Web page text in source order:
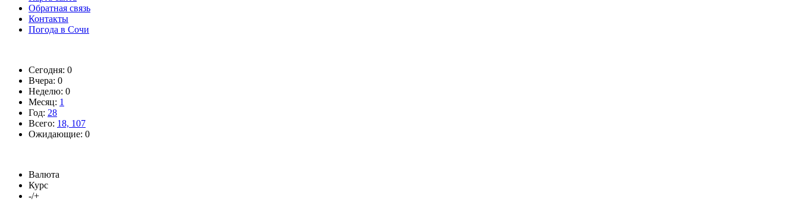
Обратная связь
Контакты
Погода в Сочи
Сегодня: 0
Вчера: 0
Неделю: 0
Месяц: 1
Год: 28
Всего: 18, 107
Ожидающие: 0
Валюта
Курс
-/+